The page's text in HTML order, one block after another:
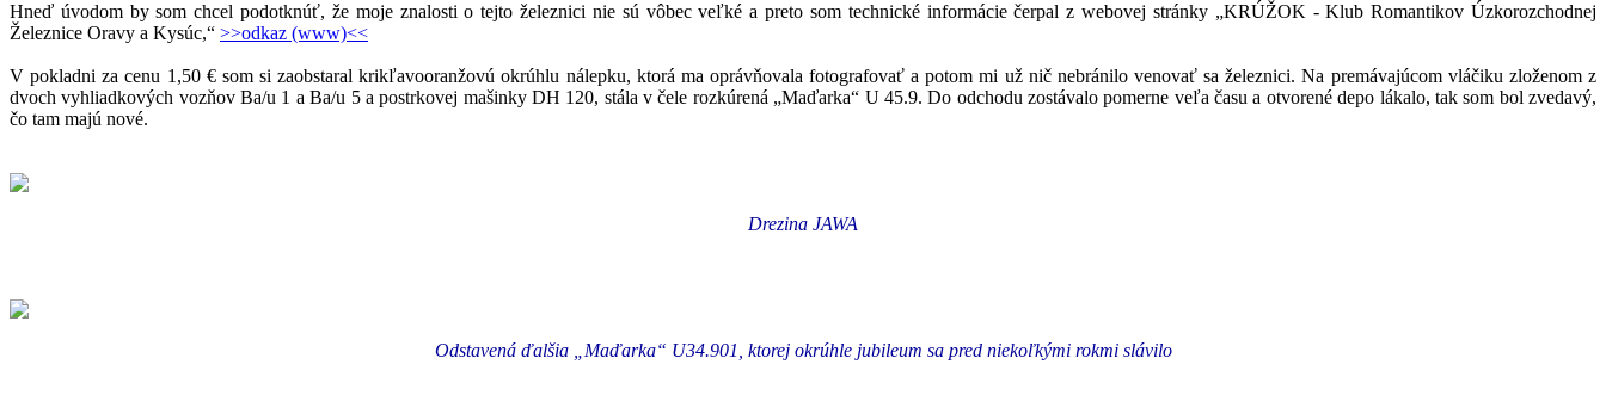
Hneď úvodom by som chcel podotknúť, že moje znalosti o tejto železnici nie sú vôbec veľké a preto som technické informácie čerpal z webovej stránky „KRÚŽOK - Klub Romantikov Úzkorozchodnej
Železnice Oravy a Kysúc,“ >>odkaz (www)<<
V pokladni za cenu 1,50 € som si zaobstaral krikľavooranžovú okrúhlu nálepku, ktorá ma oprávňovala fotografovať a potom mi už nič nebránilo venovať sa železnici. Na premávajúcom vláčiku zloženom z
dvoch vyhliadkových vozňov Ba/u 1 a Ba/u 5 a postrkovej mašinky DH 120, stála v čele rozkúrená „Maďarka“ U 45.9. Do odchodu zostávalo pomerne veľa času a otvorené depo lákalo, tak som bol zvedavý,
čo tam majú nové.
Drezina JAWA
Odstavená ďalšia „Maďarka“ U34.901, ktorej okrúhle jubileum sa pred niekoľkými rokmi slávilo